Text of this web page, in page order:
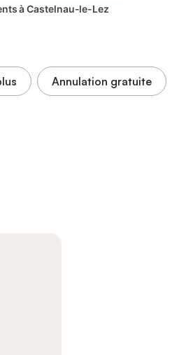
à Castelnau-le-Lez
Annulation gratuite